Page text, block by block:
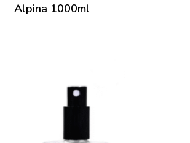
Alpina 1000ml